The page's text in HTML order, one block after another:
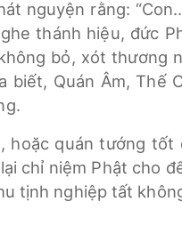
nguyện rằng:
thánh hiệu, đức
bỏ, xót
Quán Âm,
hoặc quán tướng
chỉ niệm Phật cho
tịnh nghiệp tất